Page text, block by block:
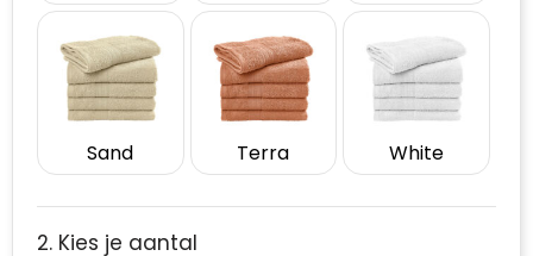
Sand Terra White
2. Kies je aantal